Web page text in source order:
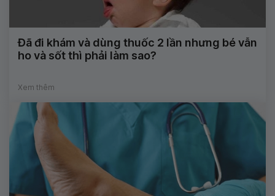
Đã đi khám và dùng thuốc 2 lần nhưng bé vẫn
ho và sốt thì phải làm sao?
Xem thêm